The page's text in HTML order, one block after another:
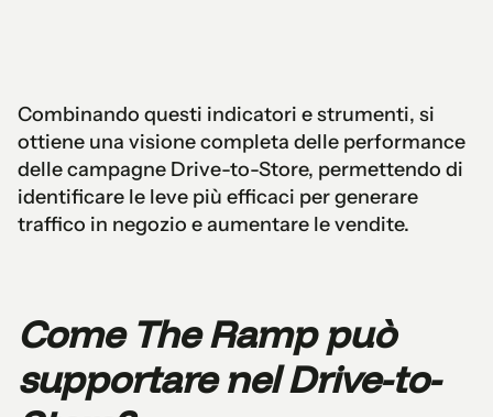
Combinando questi indicatori e strumenti, si
ottiene una visione completa delle performance
delle campagne Drive-to-Store, permettendo di
identificare le leve più efficaci per generare
traffico in negozio e aumentare le vendite.
Come The Ramp può
supportare nel Drive-to-